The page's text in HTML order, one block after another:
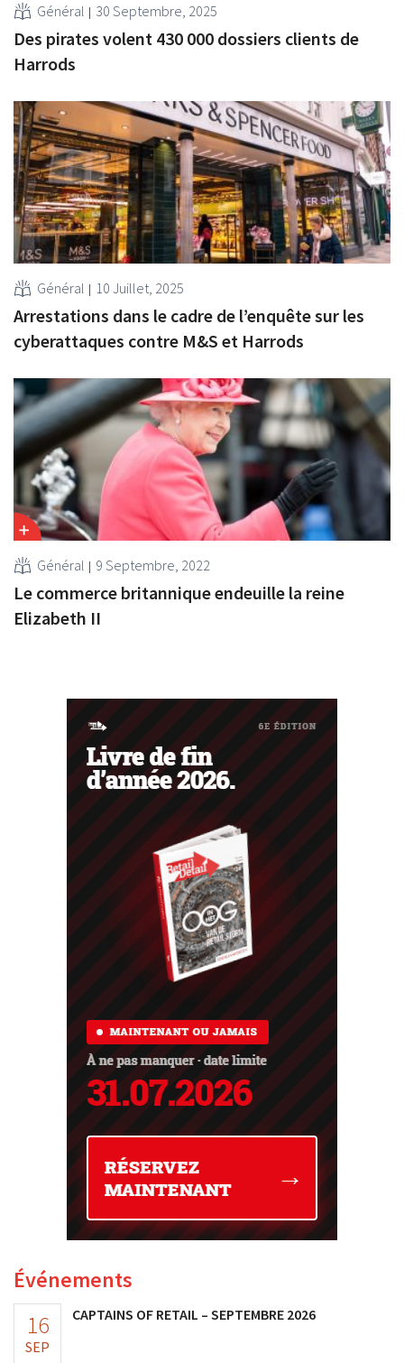
Général 30 Septembre, 2025
Des pirates volent 430 000 dossiers clients de
Harrods
Général 10 Juillet, 2025
Arrestations dans le cadre de l’enquête sur les
cyberattaques contre M&S et Harrods
Général 9 Septembre, 2022
Le commerce britannique endeuille la reine
Elizabeth II
Événements
16
SEP
CAPTAINS OF RETAIL – SEPTEMBRE 2026